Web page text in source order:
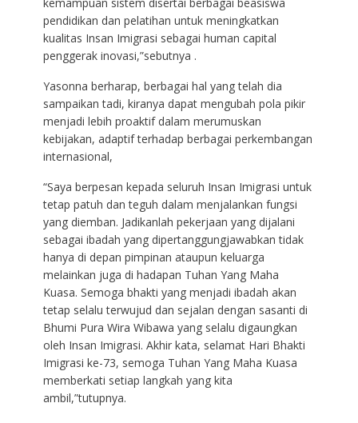
pendidikan dan pelatihan untuk meningkatkan
kualitas Insan Imigrasi sebagai human capital
penggerak inovasi,”sebutnya .
Yasonna berharap, berbagai hal yang telah dia
sampaikan tadi, kiranya dapat mengubah pola pikir
menjadi lebih proaktif dalam merumuskan
kebijakan, adaptif terhadap berbagai perkembangan
internasional,
“Saya berpesan kepada seluruh Insan Imigrasi untuk
tetap patuh dan teguh dalam menjalankan fungsi
yang diemban. Jadikanlah pekerjaan yang dijalani
sebagai ibadah yang dipertanggungjawabkan tidak
hanya di depan pimpinan ataupun keluarga
melainkan juga di hadapan Tuhan Yang Maha
Kuasa. Semoga bhakti yang menjadi ibadah akan
tetap selalu terwujud dan sejalan dengan sasanti di
Bhumi Pura Wira Wibawa yang selalu digaungkan
oleh Insan Imigrasi. Akhir kata, selamat Hari Bhakti
Imigrasi ke-73, semoga Tuhan Yang Maha Kuasa
memberkati setiap langkah yang kita
ambil,”tutupnya.